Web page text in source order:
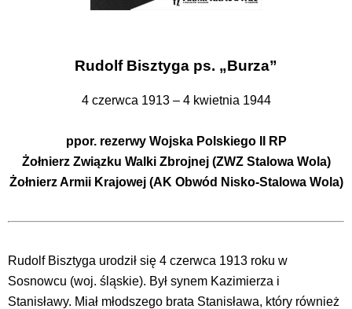
Rudolf Bisztyga ps. „Burza”
4 czerwca 1913 – 4 kwietnia 1944
ppor. rezerwy Wojska Polskiego II RP
Żołnierz Związku Walki Zbrojnej (ZWZ Stalowa Wola)
Żołnierz Armii Krajowej (AK Obwód Nisko-Stalowa Wola)
Rudolf Bisztyga urodził się 4 czerwca 1913 roku w
Sosnowcu (woj. śląskie). Był synem Kazimierza i
Stanisławy. Miał młodszego brata Stanisława, który również